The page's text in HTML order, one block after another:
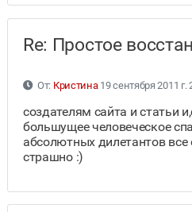
Re: Простое
От: Кристина19 сентября 2011 г.
создателям сайта и статьи
большущее человеческое
абсолютных дилетантов все
страшно :)